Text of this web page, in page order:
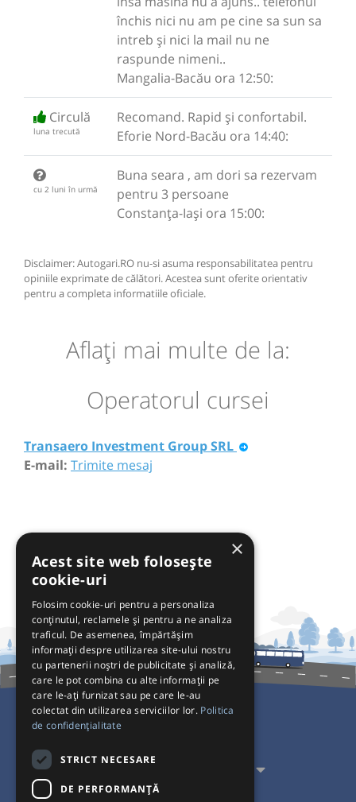
închis nici nu am pe cine sa sun sa
intreb și nici la mail nu ne
raspunde nimeni..
Mangalia-Bacău ora 12:50:
Circulă
luna trecută
Recomand. Rapid și confortabil.
Eforie Nord-Bacău ora 14:40:
cu 2 luni în urmă
Buna seara , am dori sa rezervam
pentru 3 persoane
Constanța-Iași ora 15:00:
Disclaimer: Autogari.RO nu-si asuma responsabilitatea pentru
opiniile exprimate de călători. Acestea sunt oferite orientativ
pentru a completa informatiile oficiale.
Aflaţi mai multe de la:
Operatorul cursei
Transaero Investment Group SRL
E-mail: Trimite mesaj
Pentru Transportatori
×
Acest site web folosește
cookie-uri
Folosim cookie-uri pentru a personaliza
conținutul, reclamele și pentru a ne analiza
traficul. De asemenea, împărtășim
informații despre utilizarea site-ului nostru
cu partenerii noștri de publicitate și analiză,
care le pot combina cu alte informații pe
care le-ați furnizat sau pe care le-au
colectat din utilizarea serviciilor lor. Politica
de confidențialitate
STRICT NECESARE
DE PERFORMANȚĂ